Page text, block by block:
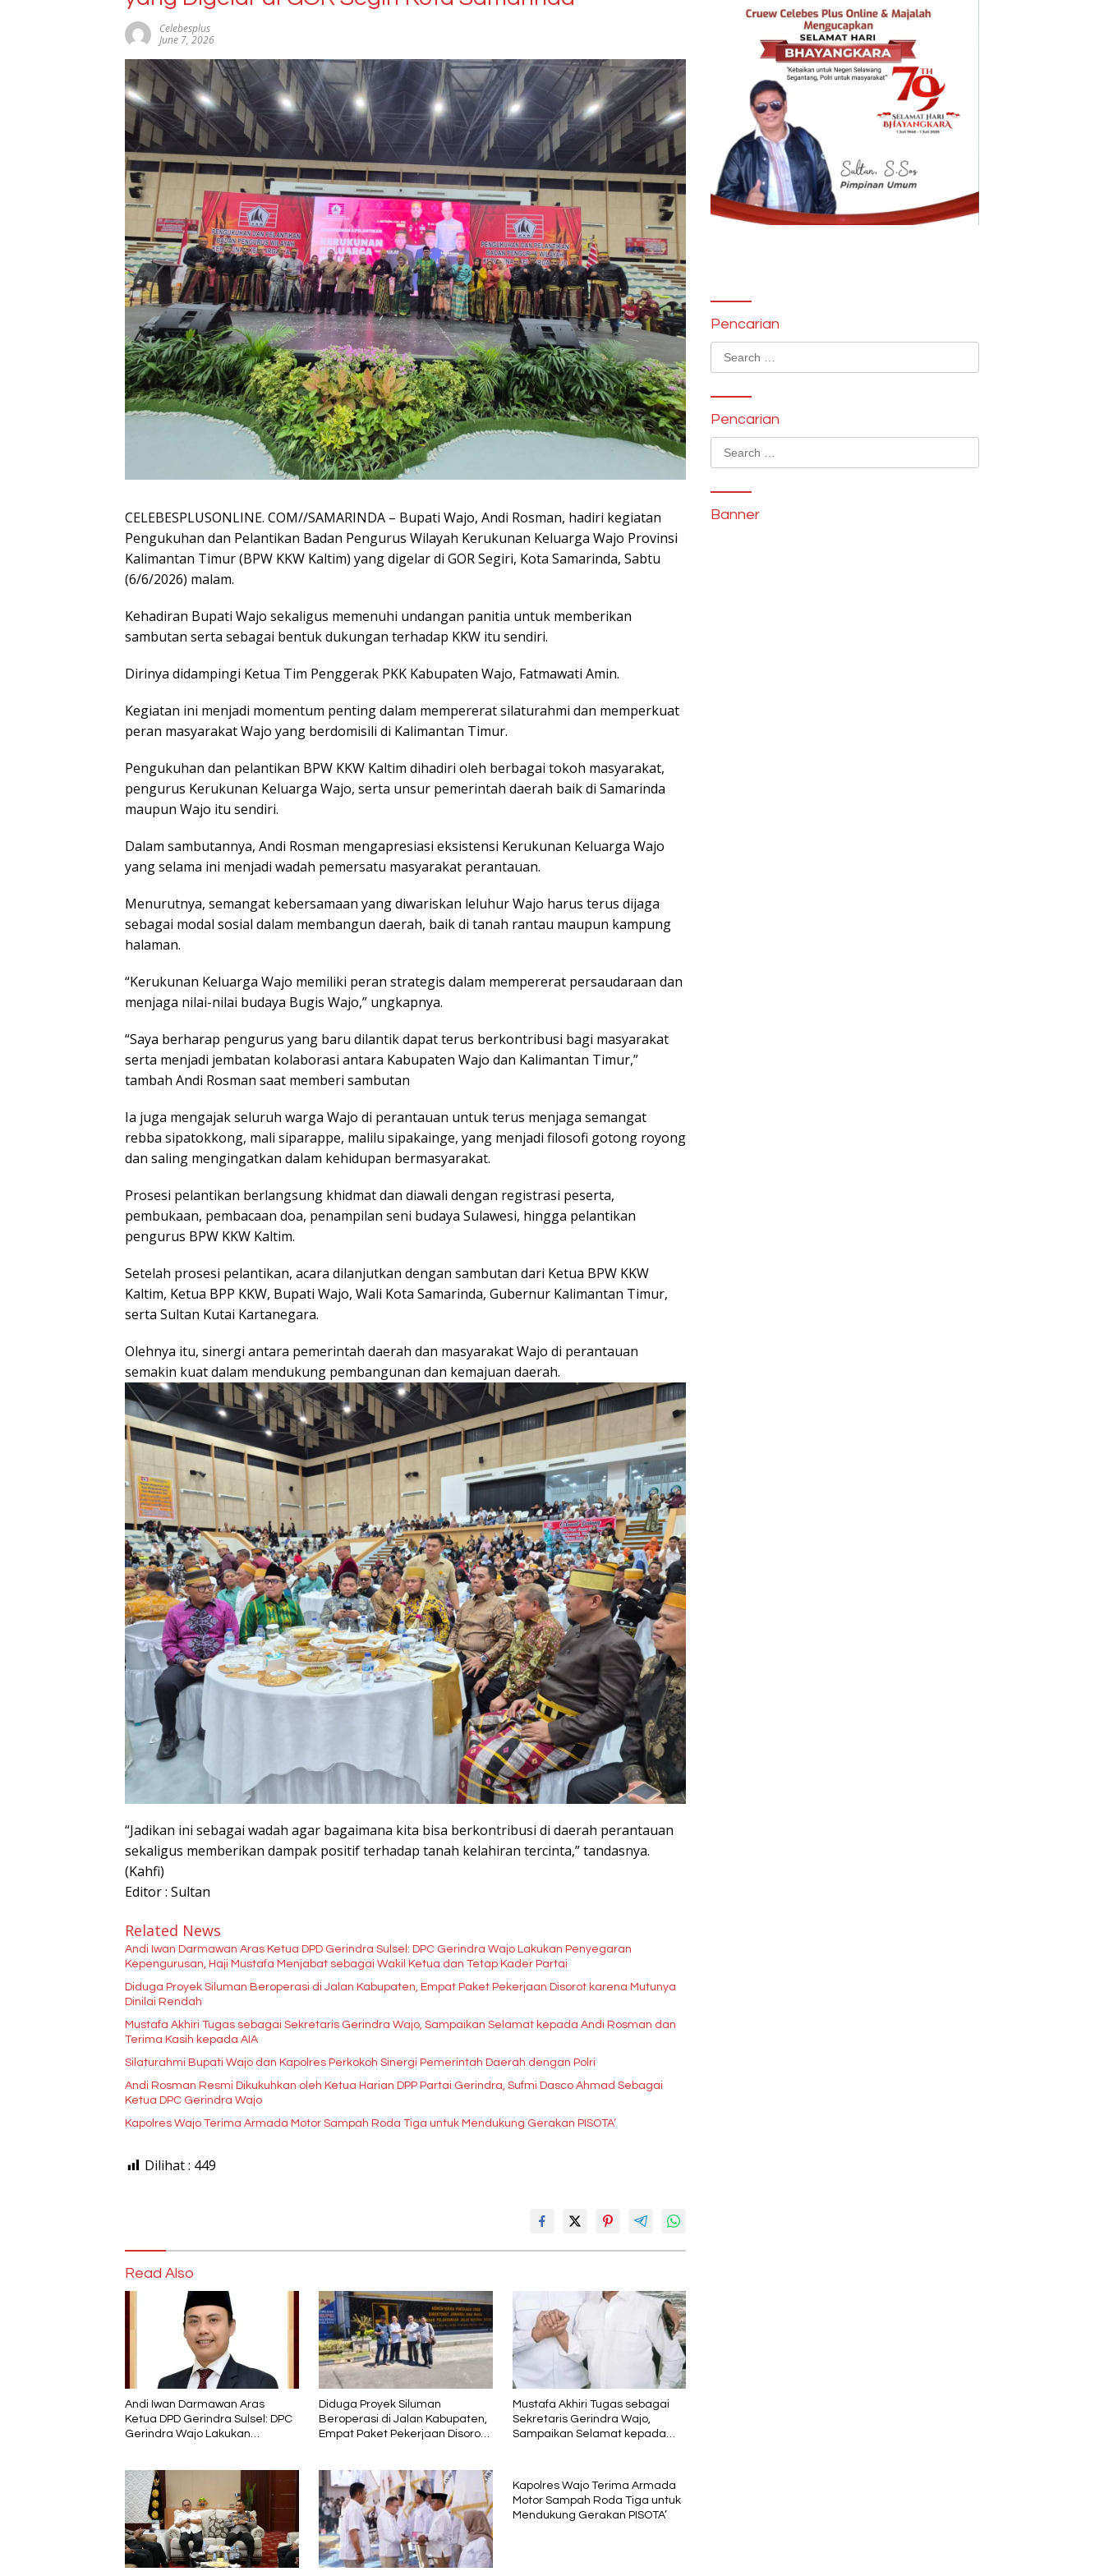
Celebesplus
June 7, 2026
CELEBESPLUSONLINE. COM//SAMARINDA – Bupati Wajo, Andi Rosman, hadiri kegiatan
Pengukuhan dan Pelantikan Badan Pengurus Wilayah Kerukunan Keluarga Wajo Provinsi
Kalimantan Timur (BPW KKW Kaltim) yang digelar di GOR Segiri, Kota Samarinda, Sabtu
(6/6/2026) malam.
Kehadiran Bupati Wajo sekaligus memenuhi undangan panitia untuk memberikan
sambutan serta sebagai bentuk dukungan terhadap KKW itu sendiri.
Dirinya didampingi Ketua Tim Penggerak PKK Kabupaten Wajo, Fatmawati Amin.
Kegiatan ini menjadi momentum penting dalam mempererat silaturahmi dan memperkuat
peran masyarakat Wajo yang berdomisili di Kalimantan Timur.
Pengukuhan dan pelantikan BPW KKW Kaltim dihadiri oleh berbagai tokoh masyarakat,
pengurus Kerukunan Keluarga Wajo, serta unsur pemerintah daerah baik di Samarinda
maupun Wajo itu sendiri.
Dalam sambutannya, Andi Rosman mengapresiasi eksistensi Kerukunan Keluarga Wajo
yang selama ini menjadi wadah pemersatu masyarakat perantauan.
Menurutnya, semangat kebersamaan yang diwariskan leluhur Wajo harus terus dijaga
sebagai modal sosial dalam membangun daerah, baik di tanah rantau maupun kampung
halaman.
“Kerukunan Keluarga Wajo memiliki peran strategis dalam mempererat persaudaraan dan
menjaga nilai-nilai budaya Bugis Wajo,” ungkapnya.
“Saya berharap pengurus yang baru dilantik dapat terus berkontribusi bagi masyarakat
serta menjadi jembatan kolaborasi antara Kabupaten Wajo dan Kalimantan Timur,”
tambah Andi Rosman saat memberi sambutan
Ia juga mengajak seluruh warga Wajo di perantauan untuk terus menjaga semangat
rebba sipatokkong, mali siparappe, malilu sipakainge, yang menjadi filosofi gotong royong
dan saling mengingatkan dalam kehidupan bermasyarakat.
Prosesi pelantikan berlangsung khidmat dan diawali dengan registrasi peserta,
pembukaan, pembacaan doa, penampilan seni budaya Sulawesi, hingga pelantikan
pengurus BPW KKW Kaltim.
Setelah prosesi pelantikan, acara dilanjutkan dengan sambutan dari Ketua BPW KKW
Kaltim, Ketua BPP KKW, Bupati Wajo, Wali Kota Samarinda, Gubernur Kalimantan Timur,
serta Sultan Kutai Kartanegara.
Olehnya itu, sinergi antara pemerintah daerah dan masyarakat Wajo di perantauan
semakin kuat dalam mendukung pembangunan dan kemajuan daerah.
“Jadikan ini sebagai wadah agar bagaimana kita bisa berkontribusi di daerah perantauan
sekaligus memberikan dampak positif terhadap tanah kelahiran tercinta,” tandasnya.
(Kahfi)
Editor : Sultan
Related News
Andi Iwan Darmawan Aras Ketua DPD Gerindra Sulsel: DPC Gerindra Wajo Lakukan Penyegaran
Kepengurusan, Haji Mustafa Menjabat sebagai Wakil Ketua dan Tetap Kader Partai
Diduga Proyek Siluman Beroperasi di Jalan Kabupaten, Empat Paket Pekerjaan Disorot karena Mutunya
Dinilai Rendah
Mustafa Akhiri Tugas sebagai Sekretaris Gerindra Wajo, Sampaikan Selamat kepada Andi Rosman dan
Terima Kasih kepada AIA
Silaturahmi Bupati Wajo dan Kapolres Perkokoh Sinergi Pemerintah Daerah dengan Polri
Andi Rosman Resmi Dikukuhkan oleh Ketua Harian DPP Partai Gerindra, Sufmi Dasco Ahmad Sebagai
Ketua DPC Gerindra Wajo
Kapolres Wajo Terima Armada Motor Sampah Roda Tiga untuk Mendukung Gerakan PISOTA’
Dilihat : 449
Read Also
Andi Iwan Darmawan Aras
Ketua DPD Gerindra Sulsel: DPC
Gerindra Wajo Lakukan
Wakil Ketua dan Tetap Kader
Partai
Diduga Proyek Siluman
Beroperasi di Jalan Kabupaten,
Empat Paket Pekerjaan Disorot
Mustafa Akhiri Tugas sebagai
Sekretaris Gerindra Wajo,
Sampaikan Selamat kepada
Kapolres Wajo Terima Armada
Motor Sampah Roda Tiga untuk
Mendukung Gerakan PISOTA’
Pencarian
Pencarian
Banner